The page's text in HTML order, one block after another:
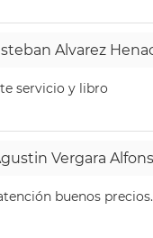
Alvarez
servicio y libro
Vergara
buenos precios.